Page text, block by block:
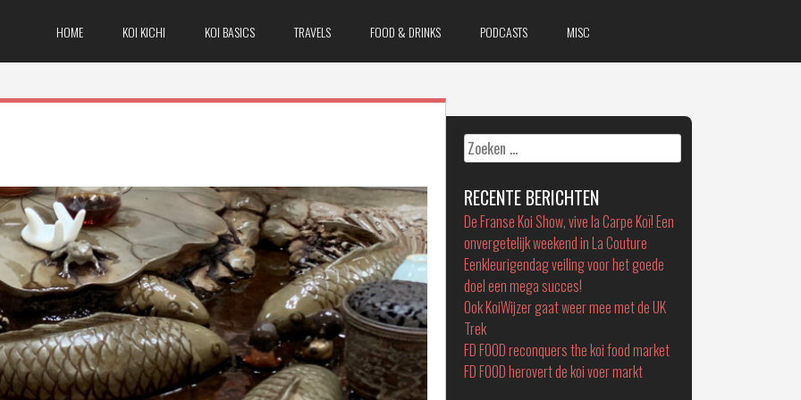
HOME KOI KICHI KOI BASICS TRAVELS FOOD & DRINKS PODCASTS MISC
Zoeken
naar:
RECENTE BERICHTEN
De Franse Koi Show, vive la Carpe Koï! Een
onvergetelijk weekend in La Couture
Eenkleurigendag veiling voor het goede
doel een mega succes!
Ook KoiWijzer gaat weer mee met de UK
Trek
FD FOOD reconquers the koi food market
FD FOOD herovert de koi voer markt